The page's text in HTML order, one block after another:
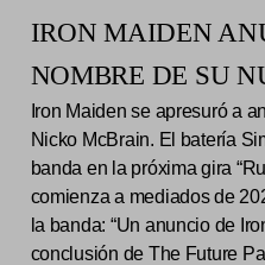
IRON MAIDEN
NOMBRE DE SU
Iron Maiden se apresuró a
Nicko McBrain. El batería
banda en la próxima gira
comienza a mediados de
la banda: “Un anuncio de
conclusión de The Future